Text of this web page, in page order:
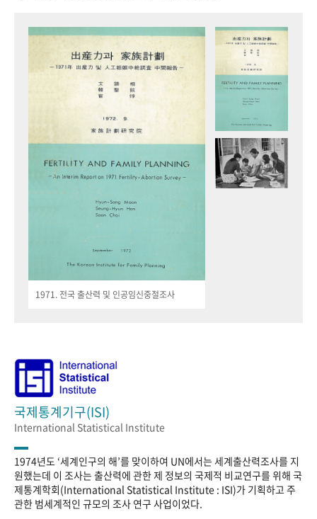
1971. 전국 출산력 및 인공임신중절조사
국제통계기구(ISI)
International Statistical Institute
1974년도 ‘세계인구의 해’를 맞이하여 UN에서는 세계출산력조사를 지
원했는데 이 조사는 출산력에 관한 제 정보의 국제적 비교연구를 위해 국
제통계학회(International Statistical Institute : ISI)가 기획하고 주
관한 범세계적인 규모의 조사 연구 사업이었다.